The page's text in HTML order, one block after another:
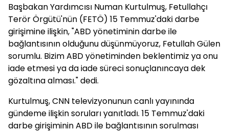
Başbakan Yardımcısı Numan Kurtulmuş, Fetullahçı
Terör Örgütü'nün (FETÖ) 15 Temmuz'daki darbe
girişimine ilişkin, "ABD yönetiminin darbe ile
bağlantısının olduğunu düşünmüyoruz, Fetullah Gülen
sorumlu. Bizim ABD yönetiminden beklentimiz ya onu
iade etmesi ya da iade süreci sonuçlanıncaya dek
gözaltına alması." dedi.
Kurtulmuş, CNN televizyonunun canlı yayınında
gündeme ilişkin soruları yanıtladı. 15 Temmuz'daki
darbe girişiminin ABD ile bağlantısının sorulması